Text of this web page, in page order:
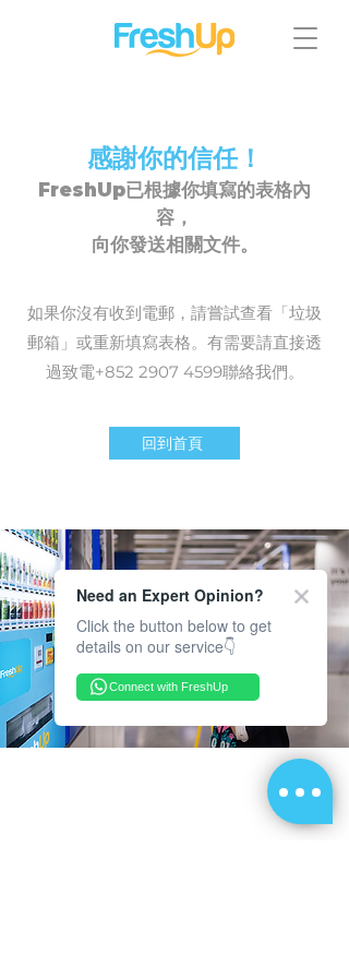
感謝你的信任！
FreshUp已根據你填寫的表格內
容，
向你發送相關文件。
如果你沒有收到電郵，請嘗試查看「垃圾
郵箱」或重新填寫表格。有需要請直接透
過致電+852 2907 4599聯絡我們。
回到首頁
Need an Expert Opinion?
Click the button below to get
details on our service👇
Connect with FreshUp